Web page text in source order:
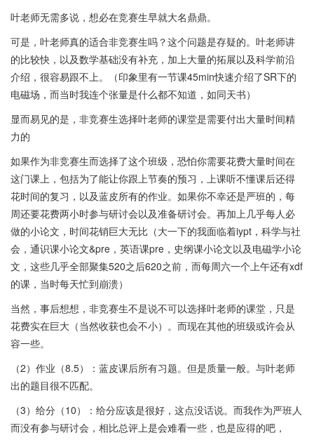
叶老师无需多说，想必在竞赛生早就大名鼎鼎。
可是，叶老师真的适合非竞赛生吗？这个问题是存疑的。叶老师讲
的比较快，以及数学基础没有补充，加上大量的拓展以及科学前沿
介绍，很容易跟不上。（印象里有一节课45min快速介绍了SR下的
电磁场，而当时我连个张量是什么都不知道，如同天书）
显而易见的是，非竞赛生选择叶老师的课堂是需要付出大量时间精
力的
如果作为非竞赛生而选择了这个班级，恐怕你需要花费大量时间在
这门课上，包括为了能让你跟上节奏的预习，上课听不懂课后还得
花时间的复习，以及蓝皮所有的作业。如果你不幸还是严班的，每
周还要花费两小时参与研讨会以及准备研讨会。再加上几乎每人必
做的小论文，时间花销巨大无比（大一下的我面临着iypt，科学与社
会，通识课小论文&pre，英语课pre，史纲课小论文以及电磁学小论
文，这些几乎全部聚集520之后620之前，而每周六一个上午还有xdf
的课，当时每天忙到崩溃）
当然，事后想想，非竞赛生不是说不可以选择叶老师的课堂，只是
花费实在巨大（当然收获也会不小）。而现在其他的班级或许会从
容一些。
（2）作业（8.5）：蓝皮课后所有习题。但是质量一般。与叶老师
出的题目很不匹配。
（3）给分（10）：给分应该是很好，这点没话说。而我作为严班人
而没有参与研讨会，相比总评上是会难看一些，也是应得的吧，